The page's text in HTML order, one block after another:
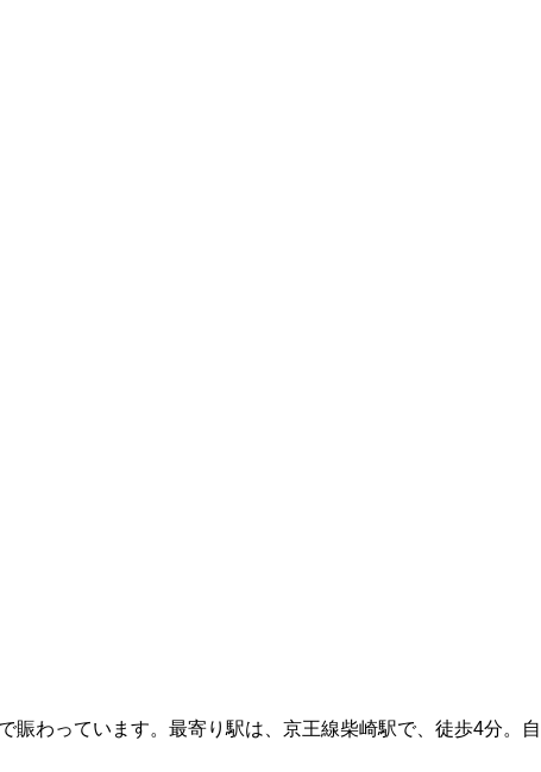
賑わっています。最寄り駅は、京王線柴崎駅で、徒歩4分。自